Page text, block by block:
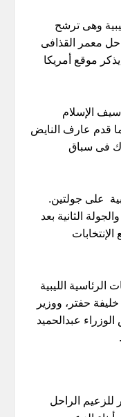
وهى ترشح
معمر القذافى
يذكر موقع أمريكا
سيف الإسلام
قدم عارف النايض
فى سباق
على جولتين.
المقبل والجولة الثانية بعد
الليبية
حفتر، ووزير
عبدالحميد
للزعيم الراحل